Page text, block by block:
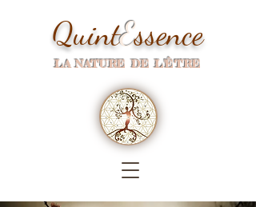
QuintEssence
LA NATURE DE L'ÊTRE